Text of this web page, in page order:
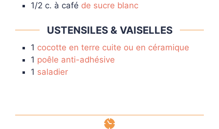
1/2 c. à café de sucre blanc
USTENSILES & VAISELLES
1 cocotte en terre cuite ou en céramique
1 poêle anti-adhésive
1 saladier